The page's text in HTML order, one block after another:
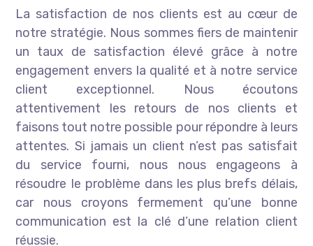
La satisfaction de nos clients est au cœur de
notre stratégie. Nous sommes fiers de maintenir
un taux de satisfaction élevé grâce à notre
engagement envers la qualité et à notre service
client exceptionnel. Nous écoutons
attentivement les retours de nos clients et
faisons tout notre possible pour répondre à leurs
attentes. Si jamais un client n’est pas satisfait
du service fourni, nous nous engageons à
résoudre le problème dans les plus brefs délais,
car nous croyons fermement qu’une bonne
communication est la clé d’une relation client
réussie.